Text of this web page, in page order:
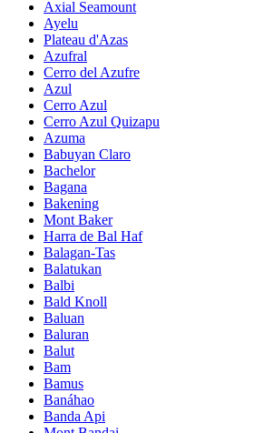
Axial Seamount
Ayelu
Plateau d'Azas
Azufral
Cerro del Azufre
Azul
Cerro Azul
Cerro Azul Quizapu
Azuma
Babuyan Claro
Bachelor
Bagana
Bakening
Mont Baker
Harra de Bal Haf
Balagan-Tas
Balatukan
Balbi
Bald Knoll
Baluan
Baluran
Balut
Bam
Bamus
Banáhao
Banda Api